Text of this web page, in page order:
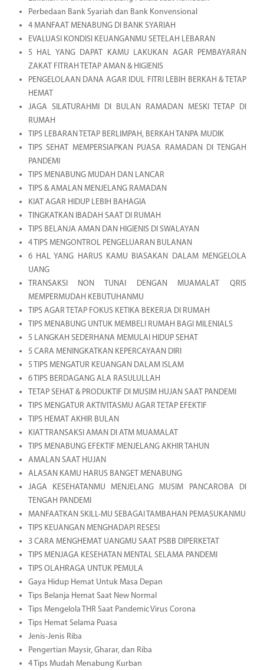
Perbedaan Bank Syariah dan Bank Konvensional
4 MANFAAT MENABUNG DI BANK SYARIAH
EVALUASI KONDISI KEUANGANMU SETELAH LEBARAN
5 HAL YANG DAPAT KAMU LAKUKAN AGAR PEMBAYARAN
ZAKAT FITRAH TETAP AMAN & HIGIENIS
PENGELOLAAN DANA AGAR IDUL FITRI LEBIH BERKAH & TETAP
HEMAT
JAGA SILATURAHMI DI BULAN RAMADAN MESKI TETAP DI
RUMAH
TIPS LEBARAN TETAP BERLIMPAH, BERKAH TANPA MUDIK
TIPS SEHAT MEMPERSIAPKAN PUASA RAMADAN DI TENGAH
PANDEMI
TIPS MENABUNG MUDAH DAN LANCAR
TIPS & AMALAN MENJELANG RAMADAN
KIAT AGAR HIDUP LEBIH BAHAGIA
TINGKATKAN IBADAH SAAT DI RUMAH
TIPS BELANJA AMAN DAN HIGIENIS DI SWALAYAN
4 TIPS MENGONTROL PENGELUARAN BULANAN
6 HAL YANG HARUS KAMU BIASAKAN DALAM MENGELOLA
UANG
TRANSAKSI NON TUNAI DENGAN MUAMALAT QRIS
MEMPERMUDAH KEBUTUHANMU
TIPS AGAR TETAP FOKUS KETIKA BEKERJA DI RUMAH
TIPS MENABUNG UNTUK MEMBELI RUMAH BAGI MILENIALS
5 LANGKAH SEDERHANA MEMULAI HIDUP SEHAT
5 CARA MENINGKATKAN KEPERCAYAAN DIRI
5 TIPS MENGATUR KEUANGAN DALAM ISLAM
6 TIPS BERDAGANG ALA RASULULLAH
TETAP SEHAT & PRODUKTIF DI MUSIM HUJAN SAAT PANDEMI
TIPS MENGATUR AKTIVITASMU AGAR TETAP EFEKTIF
TIPS HEMAT AKHIR BULAN
KIAT TRANSAKSI AMAN DI ATM MUAMALAT
TIPS MENABUNG EFEKTIF MENJELANG AKHIR TAHUN
AMALAN SAAT HUJAN
ALASAN KAMU HARUS BANGET MENABUNG
JAGA KESEHATANMU MENJELANG MUSIM PANCAROBA DI
TENGAH PANDEMI
MANFAATKAN SKILL-MU SEBAGAI TAMBAHAN PEMASUKANMU
TIPS KEUANGAN MENGHADAPI RESESI
3 CARA MENGHEMAT UANGMU SAAT PSBB DIPERKETAT
TIPS MENJAGA KESEHATAN MENTAL SELAMA PANDEMI
TIPS OLAHRAGA UNTUK PEMULA
Gaya Hidup Hemat Untuk Masa Depan
Tips Belanja Hemat Saat New Normal
Tips Mengelola THR Saat Pandemic Virus Corona
Tips Hemat Selama Puasa
Jenis-Jenis Riba
Pengertian Maysir, Gharar, dan Riba
4 Tips Mudah Menabung Kurban